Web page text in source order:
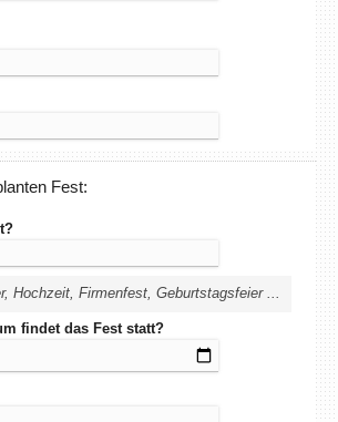
Fest:
Hochzeit, Firmenfest, Geburtstagsfeier ...
findet das Fest statt?